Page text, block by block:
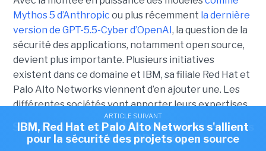
ARTICLE SUIVANT
Sous pression, OpenAI pourrait limiter l'accès
au futur GPT-5.6
ARTICLE SUIVANT
IBM, Red Hat et Palo Alto Networks s'allient
pour la sécurité des projets open source
Mythos 5 d’Anthropic ou plus récemment la dernière
version de GPT-5.5-Cyber d’OpenAI, la question de la
sécurité des applications, notamment open source,
devient plus importante. Plusieurs initiatives
existent dans ce domaine et IBM, sa filiale Red Hat et
Palo Alto Networks viennent d’en ajouter une. Les
différentes sociétés vont apporter leurs expertises
respectives comme la technologie de patchs virtuels
de Palo Alto au sein de sa solution Prisma.